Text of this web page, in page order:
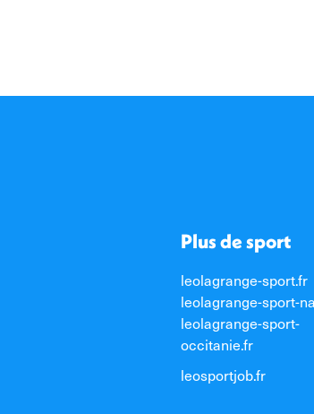
Plus de sport
leolagrange-sport.fr
leolagrange-sport-
leolagrange-sport-
occitanie.fr
leosportjob.fr